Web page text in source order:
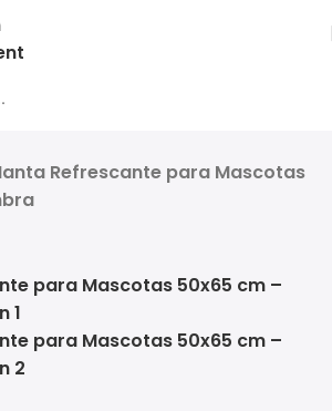
Refrescante para Mascotas